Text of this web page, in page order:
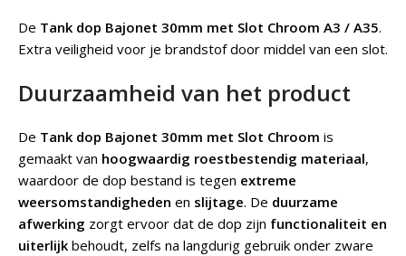
De Tank dop Bajonet 30mm met Slot Chroom A3 / A35.
Extra veiligheid voor je brandstof door middel van een slot.
Duurzaamheid van het product
De Tank dop Bajonet 30mm met Slot Chroom is
gemaakt van hoogwaardig roestbestendig materiaal,
waardoor de dop bestand is tegen extreme
weersomstandigheden en slijtage. De duurzame
afwerking zorgt ervoor dat de dop zijn functionaliteit en
uiterlijk behoudt, zelfs na langdurig gebruik onder zware